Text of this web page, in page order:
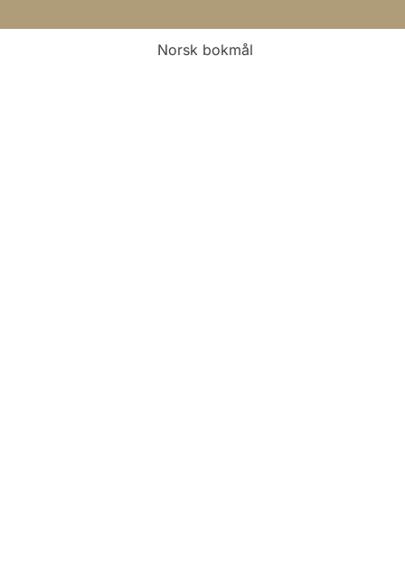
Norsk bokmål